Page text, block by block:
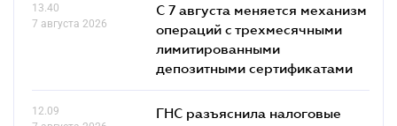
13.40
7 августа 2026
С 7 августа меняется механизм
операций с трехмесячными
лимитированными
депозитными сертификатами
12.09
ГНС разъяснила налоговые